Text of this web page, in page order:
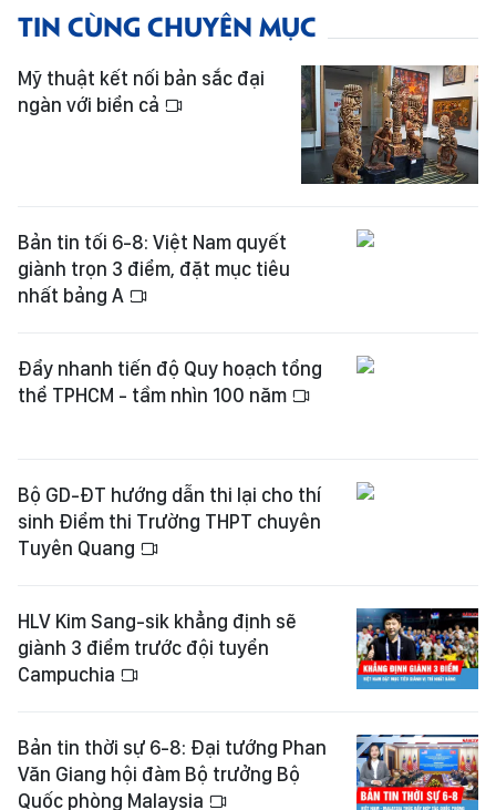
TIN CÙNG CHUYÊN MỤC
Mỹ thuật kết nối bản sắc đại
ngàn với biển cả
Bản tin tối 6-8: Việt Nam quyết
giành trọn 3 điểm, đặt mục tiêu
nhất bảng A
Đẩy nhanh tiến độ Quy hoạch tổng
thể TPHCM - tầm nhìn 100 năm
Bộ GD-ĐT hướng dẫn thi lại cho thí
sinh Điểm thi Trường THPT chuyên
Tuyên Quang
HLV Kim Sang-sik khẳng định sẽ
giành 3 điểm trước đội tuyển
Campuchia
Bản tin thời sự 6-8: Đại tướng Phan
Văn Giang hội đàm Bộ trưởng Bộ
Quốc phòng Malaysia